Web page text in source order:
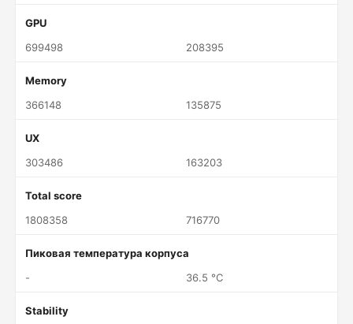
GPU
699498
208395
Memory
366148
135875
UX
303486
163203
Total score
1808358
716770
Пиковая температура корпуса
-
36.5 °C
Stability